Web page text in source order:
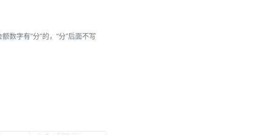
数字有“分”的，“分”后面不写